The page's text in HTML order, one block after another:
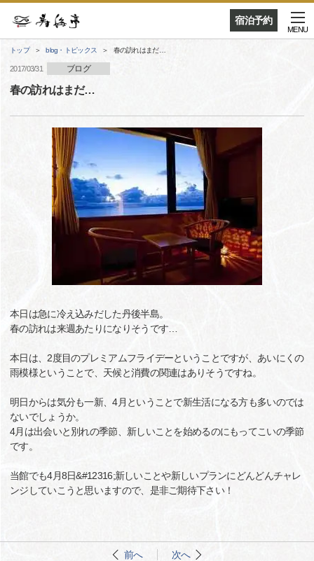
宿泊予約
MENU
トップ blog・トピックス 春の訪れはまだ…
2017/03/31 ブログ
春の訪れはまだ…
本日は急に冷え込みだした丹後半島。
春の訪れは来週あたりになりそうです…
本日は、2度目のプレミアムフライデーということですが、あいにくの
雨模様ということで、天候と消費の関連はありそうですね。
明日からは気分も一新、4月ということで新生活になる方も多いのでは
ないでしょうか。
4月は出会いと別れの季節、新しいことを始めるのにもってこいの季節
です。
当館でも4月8日&#12316;新しいことや新しいプランにどんどんチャレ
ンジしていこうと思いますので、是非ご期待下さい！
前へ 次へ